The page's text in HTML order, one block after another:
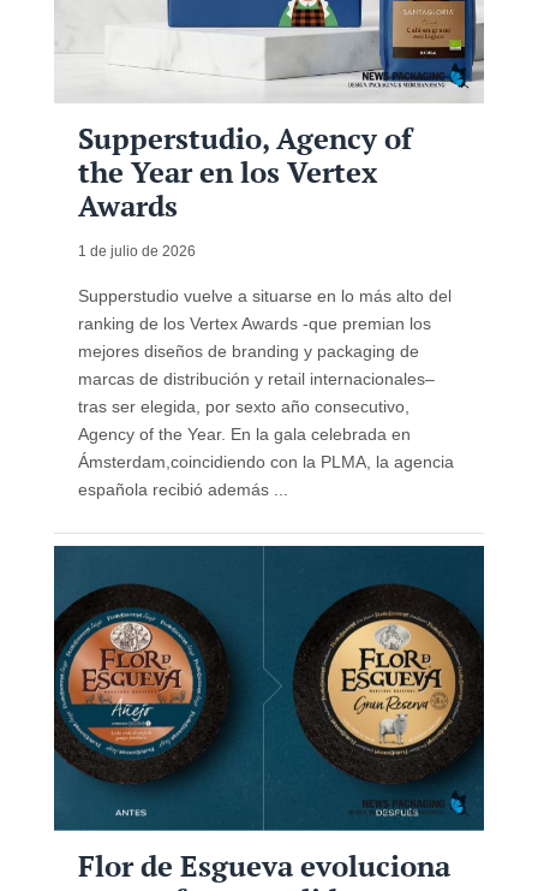
Supperstudio, Agency of
the Year en los Vertex
Awards
1 de julio de 2026
Supperstudio vuelve a situarse en lo más alto del
ranking de los Vertex Awards -que premian los
mejores diseños de branding y packaging de
marcas de distribución y retail internacionales–
tras ser elegida, por sexto año consecutivo,
Agency of the Year. En la gala celebrada en
Ámsterdam,coincidiendo con la PLMA, la agencia
española recibió además ...
Flor de Esgueva evoluciona